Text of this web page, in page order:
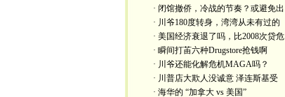
· 闭馆撤侨，冷战的节奏？或避免出
· 川爷180度转身，湾湾从未有过的
· 美国经济衰退了吗，比2008次贷危
· 瞬间打苖六种Drugstore抢钱啊
· 川爷还能化解危机MAGA吗？
· 川普店大欺人没诚意 泽连斯基受
· 海华的 “加拿大 vs 美国”